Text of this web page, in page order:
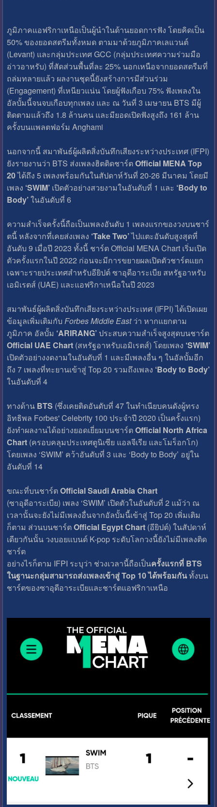
ภูมิภาคแอฟริกาเหนือเป็นผู้นำในด้านยอดการฟัง โดยคิดเป็น
50% ของยอดสตรีมทั้งหมด ตามมาด้วยภูมิภาคเลแวนต์
(Levant) และกลุ่มประเทศ GCC (กลุ่มประเทศความร่วมมือ
อ่าวอาหรับ) ที่สัดส่วนพื้นที่ละ 25% นอกเหนือจากยอดสตรีมที่
ถล่มทลายแล้ว ผลงานชุดนี้ยังสร้างการมีส่วนร่วม
(Engagement) ที่เหนียวแน่น โดยผู้ฟังเกือบ 75% ฟังเพลงใน
อัลบั้มนี้จนจบเกือบทุกเพลง และ ณ วันที่ 3 เมษายน BTS มีผู้
ติดตามแล้วถึง 1.8 ล้านคน และมียอดเปิดฟังสูงถึง 161 ล้าน
ครั้งบนแพลตฟอร์ม Anghami
นอกจากนี้ สมาพันธ์ผู้ผลิตสิ่งบันทึกเสียงระหว่างประเทศ (IFPI)
ยังรายงานว่า BTS ส่งเพลงฮิตติดชาร์ตOfficial MENA Top
20ได้ถึง 5 เพลงพร้อมกันในสัปดาห์วันที่ 20-26 มีนาคม โดยมี
เพลง ‘SWIM’เปิดตัวอย่างสวยงามในอันดับที่ 1 และ ‘Body to
Body’ในอันดับที่ 6
ความสำเร็จครั้งนี้ถือเป็นเพลงอันดับ 1 เพลงแรกของวงบนชาร์
ตนี้ หลังจากที่เคยส่งเพลง ‘Take Two’ไปแตะอันดับสูงสุดที่
อันดับ 9 เมื่อปี 2023 ทั้งนี้ ชาร์ต Official MENA Chart เริ่มเปิด
ตัวครั้งแรกในปี 2022 ก่อนจะมีการขยายผลเปิดตัวชาร์ตแยก
เฉพาะรายประเทศสำหรับอียิปต์ ซาอุดีอาระเบีย สหรัฐอาหรับ
เอมิเรตส์ (UAE) และแอฟริกาเหนือในปี 2023
สมาพันธ์ผู้ผลิตสิ่งบันทึกเสียงระหว่างประเทศ (IFPI) ได้เปิดเผย
ข้อมูลเพิ่มเติมกับ Forbes Middle Eastว่า หากแยกตาม
ภูมิภาค อัลบั้ม ‘ARIRANG’ประสบความสำเร็จสูงสุดบนชาร์ต
Official UAE Chart(สหรัฐอาหรับเอมิเรตส์) โดยเพลง ‘SWIM’
เปิดตัวอย่างงดงามในอันดับที่ 1 และมีเพลงอื่น ๆ ในอัลบั้มอีก
ถึง 7 เพลงที่ทะยานเข้าสู่ Top 20 รวมถึงเพลง ‘Body to Body’
ในอันดับที่ 4
ทางด้าน BTS (ซึ่งเคยติดอันดับที่ 47 ในทำเนียบคนดังผู้ทรง
อิทธิพล Forbes' Celebrity 100 ประจำปี 2020 เป็นครั้งแรก)
ยังทำผลงานได้อย่างยอดเยี่ยมบนชาร์ตOfficial North Africa
Chart(ครอบคลุมประเทศตูนิเซีย แอลจีเรีย และโมร็อกโก)
โดยเพลง ‘SWIM’ คว้าอันดับที่ 3 และ ‘Body to Body’ อยู่ใน
อันดับที่ 14
ขณะที่บนชาร์ตOfficial Saudi Arabia Chart
(ซาอุดีอาระเบีย) เพลง ‘SWIM’ เปิดตัวในอันดับที่ 2 แม้ว่า ณ
เวลานั้นจะยังไม่มีเพลงอื่นจากอัลบั้มนี้เข้าสู่ Top 20 เพิ่มเติม
ก็ตาม ส่วนบนชาร์ตOfficial Egypt Chart(อียิปต์) ในสัปดาห์
เดียวกันนั้น วงบอยแบนด์ K-pop ระดับโลกวงนี้ยังไม่มีเพลงติด
ชาร์ต
อย่างไรก็ตาม IFPI ระบุว่า ช่วงเวลานี้ถือเป็นครั้งแรกที่ BTS
ในฐานะกลุ่มสามารถส่งเพลงเข้าสู่ Top 10 ได้พร้อมกันทั้งบน
ชาร์ตของซาอุดีอาระเบียและชาร์ตแอฟริกาเหนือ